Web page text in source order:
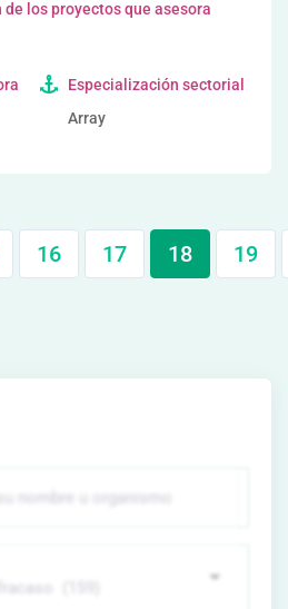
los proyectos que asesora
Especialización sectorial
Array
16 17 18 19